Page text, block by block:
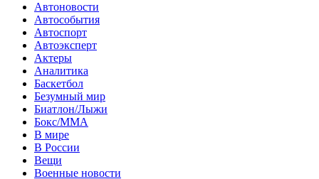
Автоновости
Автособытия
Автоспорт
Автоэксперт
Актеры
Аналитика
Баскетбол
Безумный мир
Биатлон/Лыжи
Бокс/MMA
В мире
В России
Вещи
Военные новости